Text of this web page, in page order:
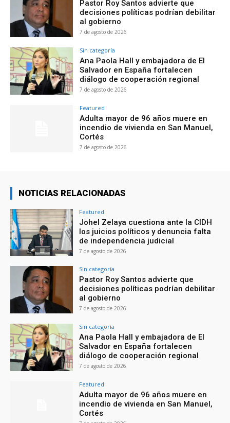
Pastor Roy Santos advierte que
decisiones políticas podrían debilitar
al gobierno
7 de agosto de 2026
Sin categoría
Ana Paola Hall y embajadora de El
Salvador en España fortalecen
diálogo de cooperación regional
7 de agosto de 2026
Featured
Adulta mayor de 96 años muere en
incendio de vivienda en San Manuel,
Cortés
7 de agosto de 2026
NOTICIAS RELACIONADAS
Featured
Johel Zelaya cuestiona ante la CIDH
los juicios políticos y denuncia falta
de independencia judicial
7 de agosto de 2026
Sin categoría
Pastor Roy Santos advierte que
decisiones políticas podrían debilitar
al gobierno
7 de agosto de 2026
Sin categoría
Ana Paola Hall y embajadora de El
Salvador en España fortalecen
diálogo de cooperación regional
7 de agosto de 2026
Featured
Adulta mayor de 96 años muere en
incendio de vivienda en San Manuel,
Cortés